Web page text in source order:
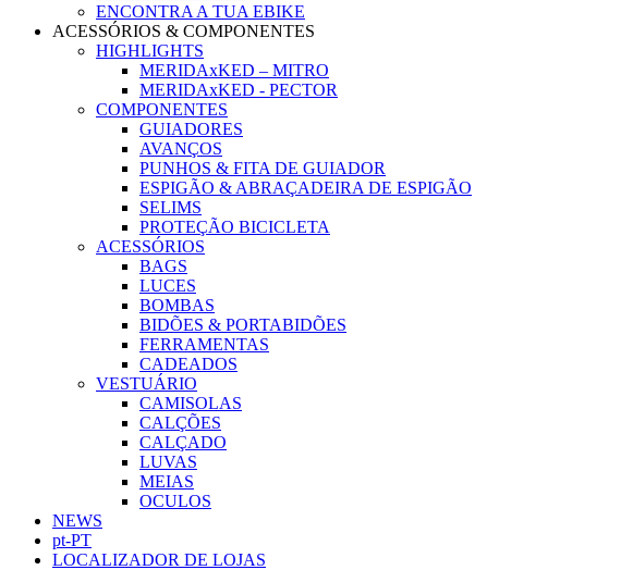
ENCONTRA A TUA EBIKE
ACESSÓRIOS & COMPONENTES
HIGHLIGHTS
MERIDAxKED – MITRO
MERIDAxKED - PECTOR
COMPONENTES
GUIADORES
AVANÇOS
PUNHOS & FITA DE GUIADOR
ESPIGÃO & ABRAÇADEIRA DE ESPIGÃO
SELIMS
PROTEÇÃO BICICLETA
ACESSÓRIOS
BAGS
LUCES
BOMBAS
BIDÕES & PORTABIDÕES
FERRAMENTAS
CADEADOS
VESTUÁRIO
CAMISOLAS
CALÇÕES
CALÇADO
LUVAS
MEIAS
OCULOS
NEWS
pt-PT
LOCALIZADOR DE LOJAS